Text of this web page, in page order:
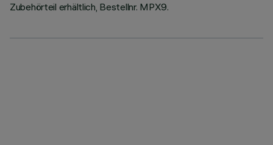
Zubehörteil erhältlich, Bestellnr. MPX9.